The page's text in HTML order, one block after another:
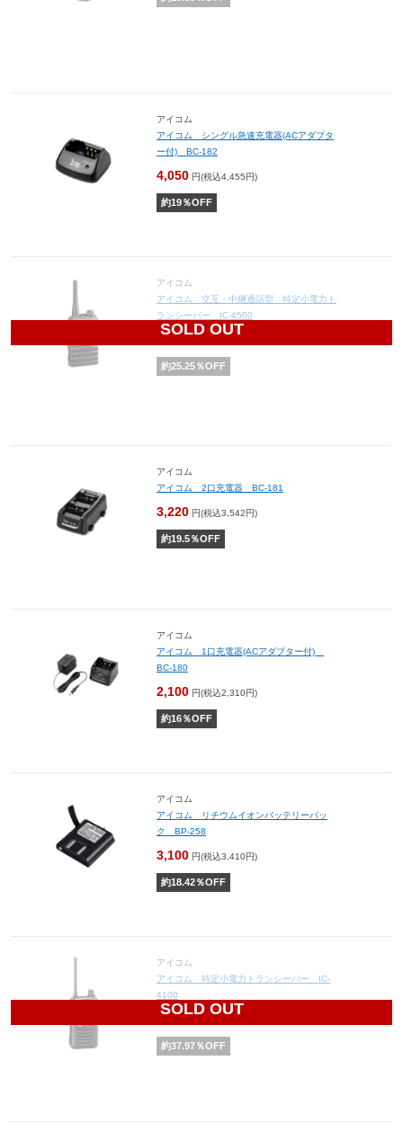
アイコム
アイコム シングル急速充電器(ACアダプタ
ー付) BC-182
4,050 円(税込4,455円)
約19％OFF
SOLD OUT
アイコム
アイコム 交互・中継通話型 特定小電力ト
ランシーバー IC-4500
23,920
約25.25％OFF
アイコム
アイコム 2口充電器 BC-181
3,220 円(税込3,542円)
約19.5％OFF
アイコム
アイコム 1口充電器(ACアダプター付)
BC-180
2,100 円(税込2,310円)
約16％OFF
アイコム
アイコム リチウムイオンバッテリーパッ
ク BP-258
3,100 円(税込3,410円)
約18.42％OFF
SOLD OUT
アイコム
アイコム 特定小電力トランシーバー IC-
4100
9,800
約37.97％OFF